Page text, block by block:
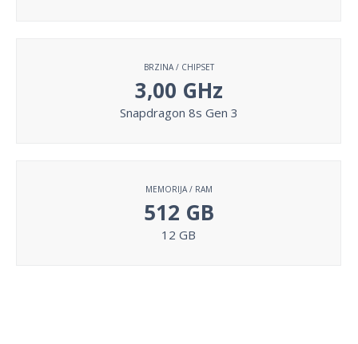
BRZINA / CHIPSET
3,00 GHz
Snapdragon 8s Gen 3
MEMORIJA / RAM
512 GB
12 GB